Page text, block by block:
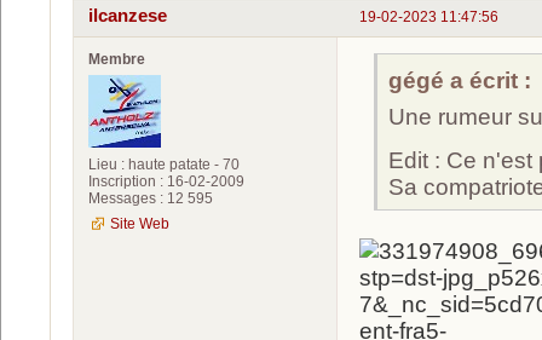
19-02-2023 11:47:56
ilcanzese
Membre
Lieu : haute patate - 70
Inscription : 16-02-2009
Messages : 12 595
Site Web
gégé a écrit :
Une rumeur
Edit : Ce n'est
Sa